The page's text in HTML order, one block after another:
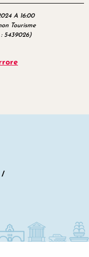
A 16:00
Tourisme
5439026)
/